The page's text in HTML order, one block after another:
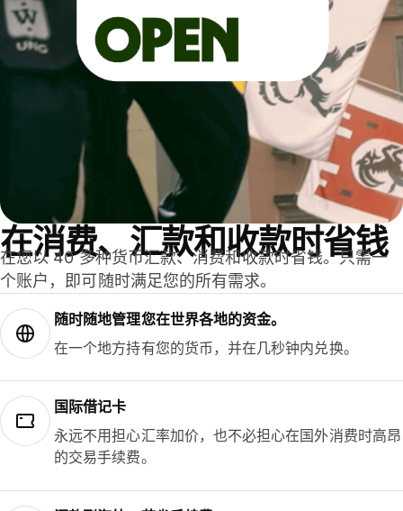
在消费、汇款和收款时省钱
在您以 40 多种货币汇款、消费和收款时省钱。只需一
个账户，即可随时满足您的所有需求。
随时随地管理您在世界各地的资金。
在一个地方持有您的货币，并在几秒钟内兑换。
国际借记卡
永远不用担心汇率加价，也不必担心在国外消费时高昂
的交易手续费。